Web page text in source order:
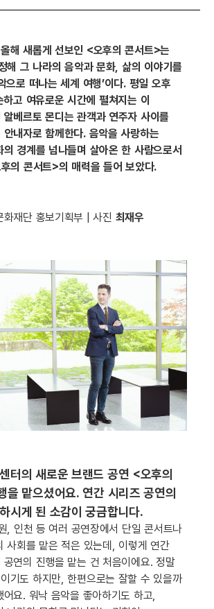
해 새롭게 선보인 <오후의 콘서트>는
해 그 나라의 음악과 문화, 삶의 이야기를
으로 떠나는 세계 여행’이다. 평일 오후
고 여유로운 시간에 펼쳐지는 이
베르토 몬디는 관객과 연주자 사이를
내자로 함께한다. 음악을 사랑하는
경계를 넘나들며 살아온 한 사람으로서
의 콘서트>의 매력을 들어 보았다.
화재단 홍보기획부 | 사진 최재우
터의 새로운 브랜드 공연 <오후의
을 맡으셨어요. 연간 시리즈 공연의
시게 된 소감이 궁금합니다.
, 인천 등 여러 공연장에서 단일 콘서트나
사회를 맡은 적은 있는데, 이렇게 연간
공연의 진행을 맡는 건 처음이에요. 정말
기도 하지만, 한편으로는 잘할 수 있을까
어요. 워낙 음악을 좋아하기도 하고,